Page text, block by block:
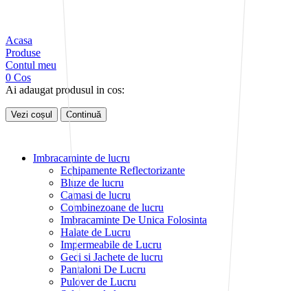
Acasa
Produse
Contul meu
0 Cos
Ai adaugat produsul in cos:
Vezi coșul Continuă
Imbracaminte de lucru
Echipamente Reflectorizante
Bluze de lucru
Camasi de lucru
Combinezoane de lucru
Imbracaminte De Unica Folosinta
Halate de Lucru
Impermeabile de Lucru
Geci si Jachete de lucru
Pantaloni De Lucru
Pulover de Lucru